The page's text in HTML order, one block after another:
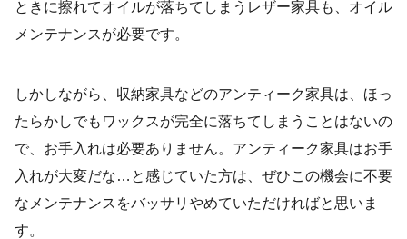
ときに擦れてオイルが落ちてしまうレザー家具も、オイル
メンテナンスが必要です。
しかしながら、収納家具などのアンティーク家具は、ほっ
たらかしでもワックスが完全に落ちてしまうことはないの
で、お手入れは必要ありません。アンティーク家具はお手
入れが大変だな…と感じていた方は、ぜひこの機会に不要
なメンテナンスをバッサリやめていただければと思いま
す。